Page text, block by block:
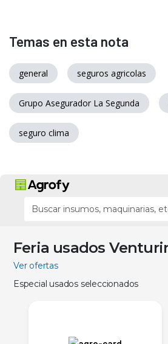
Temas en esta nota
general seguros agricolas
Grupo Asegurador La Segunda
seguro clima
Feria usados
Ver ofertas
Especial usados seleccionados